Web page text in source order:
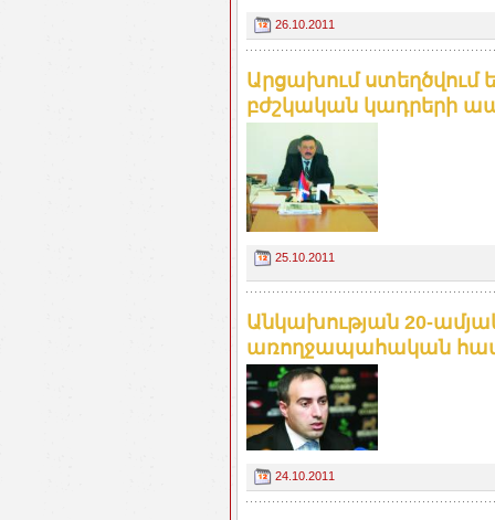
26.10.2011
Արցախում
բժշկական կադրերի
25.10.2011
Անկախության 20-
առողջապահական
24.10.2011